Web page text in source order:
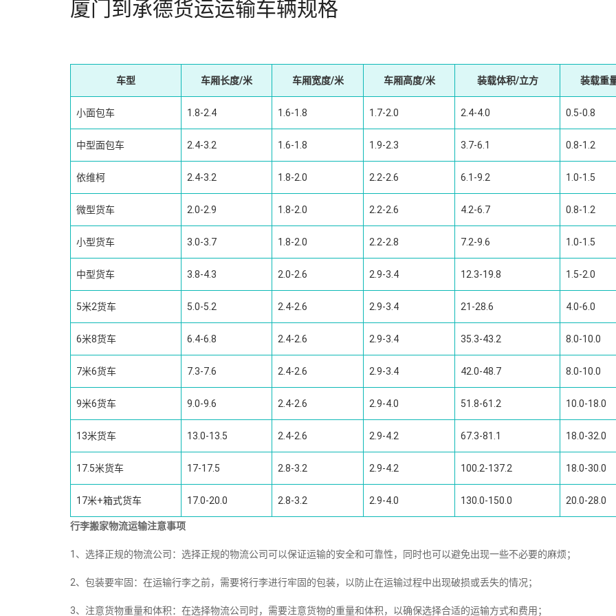
厦门到承德货运运输车辆规格
车型 车厢长度/米 车厢宽度/米 车厢高度/米 装载体积/立方 装载重
小面包车 1.8-2.4 1.6-1.8 1.7-2.0 2.4-4.0 0.5-0.8
中型面包车 2.4-3.2 1.6-1.8 1.9-2.3 3.7-6.1 0.8-1.2
依维柯 2.4-3.2 1.8-2.0 2.2-2.6 6.1-9.2 1.0-1.5
微型货车 2.0-2.9 1.8-2.0 2.2-2.6 4.2-6.7 0.8-1.2
小型货车 3.0-3.7 1.8-2.0 2.2-2.8 7.2-9.6 1.0-1.5
中型货车 3.8-4.3 2.0-2.6 2.9-3.4 12.3-19.8 1.5-2.0
5米2货车 5.0-5.2 2.4-2.6 2.9-3.4 21-28.6 4.0-6.0
6米8货车 6.4-6.8 2.4-2.6 2.9-3.4 35.3-43.2 8.0-10.0
7米6货车 7.3-7.6 2.4-2.6 2.9-3.4 42.0-48.7 8.0-10.0
9米6货车 9.0-9.6 2.4-2.6 2.9-4.0 51.8-61.2 10.0-18.0
13米货车 13.0-13.5 2.4-2.6 2.9-4.2 67.3-81.1 18.0-32.0
17.5米货车 17-17.5 2.8-3.2 2.9-4.2 100.2-137.2 18.0-30.0
17米+箱式货车 17.0-20.0 2.8-3.2 2.9-4.0 130.0-150.0 20.0-28.0
行李搬家物流运输注意事项
1、选择正规的物流公司：选择正规的物流公司可以保证运输的安全和可靠性，同时也可以避免出现一些不必要的麻烦；
2、包装要牢固：在运输行李之前，需要将行李进行牢固的包装，以防止在运输过程中出现破损或丢失的情况；
3、注意货物重量和体积：在选择物流公司时，需要注意货物的重量和体积，以确保选择合适的运输方式和费用；